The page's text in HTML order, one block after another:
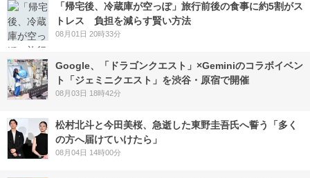
「帰宅後、冷蔵庫が空っぽ」旅行前後の食事に約5割がス
トレス 負担を減らす賢い方法
08月01日 20時33分
Google、「ドラゴンクエスト」×Geminiのコラボイベン
ト「ジェミニクエスト」を渋谷・原宿で開催
08月03日 18時42分
松村北斗と今田美桜、急逝した東野圭吾氏へ誓う「多く
の方へ届けていけたら」
08月04日 14時00分